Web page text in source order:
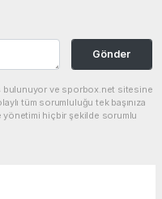
Gönder
bulunuyor ve sporbox.net sitesine
tüm sorumluluğu tek başınıza
yönetimi hiçbir şekilde sorumlu